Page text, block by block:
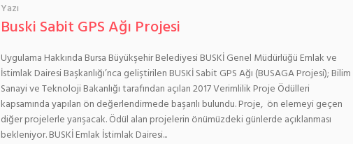
Yazı
Buski Sabit GPS Ağı Projesi
Uygulama Hakkında Bursa Büyükşehir Belediyesi BUSKİ Genel Müdürlüğü Emlak ve
İstimlak Dairesi Başkanlığı’nca geliştirilen BUSKİ Sabit GPS Ağı (BUSAGA Projesi); Bilim
Sanayi ve Teknoloji Bakanlığı tarafından açılan 2017 Verimlilik Proje Ödülleri
kapsamında yapılan ön değerlendirmede başarılı bulundu. Proje, ön elemeyi geçen
diğer projelerle yarışacak. Ödül alan projelerin önümüzdeki günlerde açıklanması
bekleniyor. BUSKİ Emlak İstimlak Dairesi...